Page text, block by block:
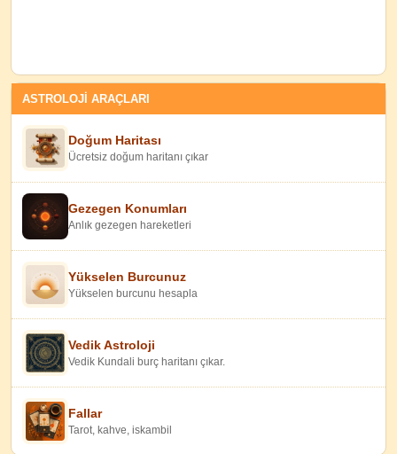
ASTROLOJİ ARAÇLARI
Doğum Haritası
Ücretsiz doğum haritanı çıkar
Gezegen Konumları
Anlık gezegen hareketleri
Yükselen Burcunuz
Yükselen burcunu hesapla
Vedik Astroloji
Vedik Kundali burç haritanı çıkar.
Fallar
Tarot, kahve, iskambil